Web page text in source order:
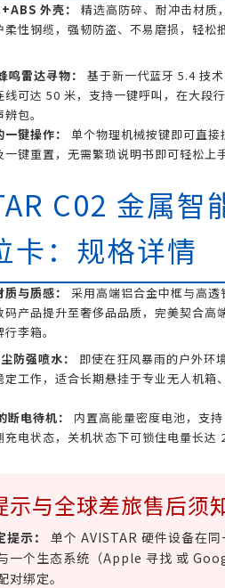
外壳：
精选高防碎、耐冲击材质
柔性钢缆，强韧防盗、不易磨损，轻松
鸣雷达寻物：
基于新一代蓝牙 5.4 技
线可达 50 米，支持一键呼叫，在大段
包。
键操作：
单个物理机械按键即可直接
键重置，无需繁琐说明书即可轻松上手
C02 金属智
卡：规格详情
与质感：
采用高端铝合金中框与高透
码产品提升至奢侈品品质，完美契合高
李箱。
防强喷水：
即使在狂风暴雨的户外环
定工作，适合长期悬挂于专业无人机箱
电待机：
内置高能量密度电池，支
充电状态，关机状态下可锁住电量长达 2
示与全球差旅售后须
示：
单个 AVISTAR 硬件设备在同
一个生态系统（Apple 寻找 或
对绑定。